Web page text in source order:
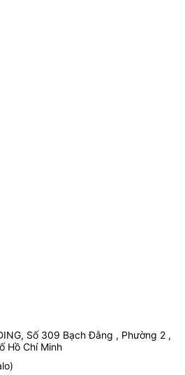
Số 309 Bạch Đằng , Phường 2 ,
Hồ Chí Minh